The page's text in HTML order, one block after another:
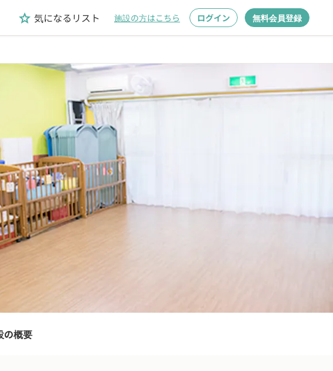
grade 気になるリスト 施設の方はこちら ログイン 無料会員登録
の概要